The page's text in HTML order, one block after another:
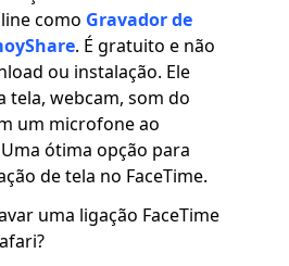
como Gravador de
. É gratuito e não
ou instalação. Ele
tela, webcam, som do
um microfone ao
ótima opção para
de tela no FaceTime.
uma ligação FaceTime